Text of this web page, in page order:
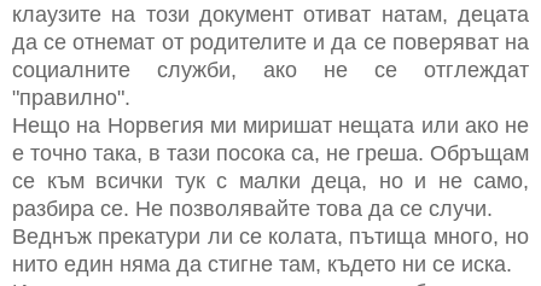
клаузите на този документ отиват натам, децата
да се отнемат от родителите и да се поверяват на
социалните служби, ако не се отглеждат
"правилно".
Нещо на Норвегия ми миришат нещата или ако не
е точно така, в тази посока са, не греша. Обръщам
се към всички тук с малки деца, но и не само,
разбира се. Не позволявайте това да се случи.
Веднъж прекатури ли се колата, пътища много, но
нито един няма да стигне там, където ни се иска.